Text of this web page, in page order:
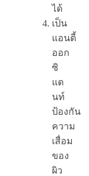
ได้
เป็น
แอนตี้
ออก
ซิ
แด
นท์
ป้องกัน
ความ
เสื่อม
ของ
ผิว